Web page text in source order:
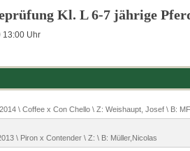
Kl. L 6-7 jährige
13:00 Uhr
\ Coffee x Con Chello \ Z: Weishaupt, Josef \ B:
\ Piron x Contender \ Z: \ B: Müller,Nicolas